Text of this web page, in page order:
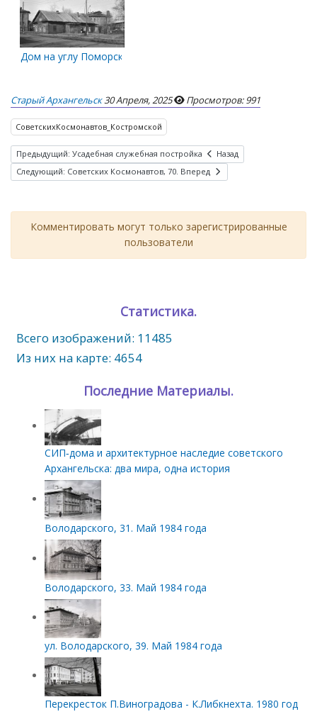
Дом на углу Поморской и Космонавтов.
Старый Архангельск30 Апреля, 2025 Просмотров: 991
СоветскихКосмонавтов_Костромской
Предыдущий: Усадебная служебная постройка
Назад
Следующий: Советских Космонавтов, 70. Вперед
Комментировать могут только зарегистрированные
пользователи
Статистика.
Всего изображений: 11485
Из них на карте: 4654
Последние Материалы.
СИП‑дома и архитектурное наследие советского
Архангельска: два мира, одна история
Володарского, 31. Май 1984 года
Володарского, 33. Май 1984 года
ул. Володарского, 39. Май 1984 года
Перекресток П.Виноградова - К.Либкнехта. 1980 год